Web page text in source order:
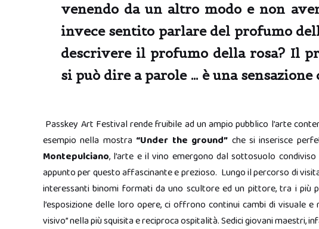
venendo da un altro modo e non
invece sentito parlare del profumo
descrivere il profumo della rosa? Il
si può dire a parole … è una
Passkey Art Festival rende fruibile ad un ampio pubblico l’arte
esempio nella mostra “Under the ground” che si inserisce
Montepulciano, l’arte e il vino emergono dal sottosuolo
appunto per questo affascinante e prezioso. Lungo il percorso di
interessanti binomi formati da uno scultore ed un pittore, tra i
l’esposizione delle loro opere, ci offrono continui cambi di visuale e
visivo” nella più squisita e reciproca ospitalità. Sedici giovani maestri,